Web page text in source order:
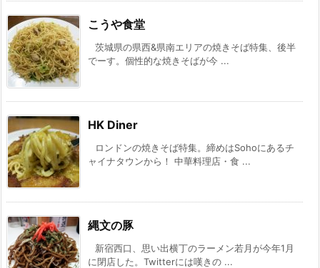
こうや食堂
茨城県の県西&県南エリアの焼きそば特集、後半
でーす。個性的な焼きそばが今 ...
HK Diner
ロンドンの焼きそば特集。締めはSohoにあるチ
ャイナタウンから！ 中華料理店・食 ...
縄文の豚
新宿西口、思い出横丁のラーメン若月が今年1月
に閉店した。Twitterには嘆きの ...